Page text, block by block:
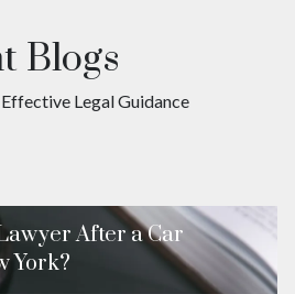
Blogs
Legal Guidance
After a Car
York?